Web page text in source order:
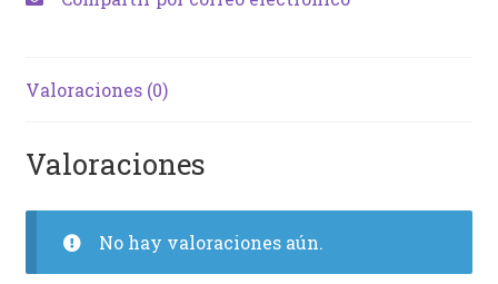
Valoraciones (0)
Valoraciones
No hay valoraciones aún.